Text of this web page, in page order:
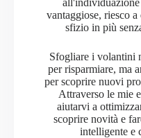
vantaggiose, riesco
sfizio in più
Sfogliare i volantini
per risparmiare, ma
per scoprire nuovi
Attraverso le mie
aiutarvi a
scoprire novità e
intelligente e